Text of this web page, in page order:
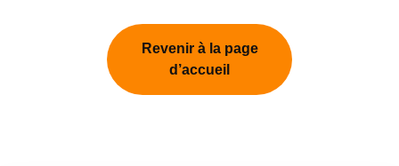
Revenir à la page
d’accueil